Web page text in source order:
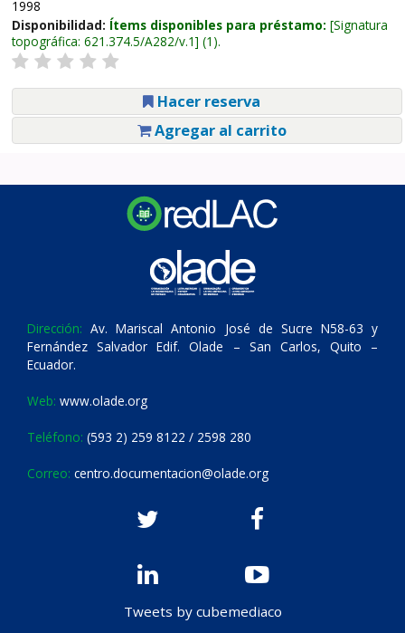
1998
Disponibilidad: Ítems disponibles para préstamo: Signatura
topográfica: 621.374.5/A282/v.1 (1).
Hacer reserva
Agregar al carrito
Dirección: Av. Mariscal Antonio José de Sucre N58-63 y
Fernández Salvador Edif. Olade – San Carlos, Quito –
Ecuador.
Web: www.olade.org
Teléfono: (593 2) 259 8122 / 2598 280
Correo: centro.documentacion@olade.org
Tweets by cubemediaco